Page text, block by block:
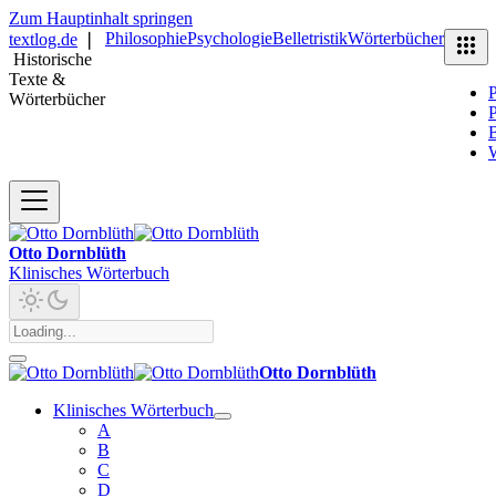
Zum Hauptinhalt springen
textlog.de
Historische
Texte &
Wörterbücher
PhilosophiePsychologieBelletristikWörterbücher
Otto Dornblüth
Klinisches Wörterbuch
Otto Dornblüth
Klinisches Wörterbuch
A
B
C
D